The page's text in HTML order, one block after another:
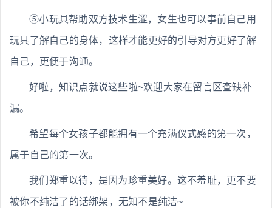
⑤小玩具帮助双方技术生涩，女生也可以事前自己用
玩具了解自己的身体，这样才能更好的引导对方更好了解
自己，更便于沟通。
好啦，知识点就说这些啦~欢迎大家在留言区查缺补
漏。
希望每个女孩子都能拥有一个充满仪式感的第一次，
属于自己的第一次。
我们郑重以待，是因为珍重美好。这不羞耻，更不要
被你不纯洁了的话绑架，无知不是纯洁~